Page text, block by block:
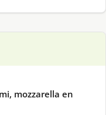
mozzarella en